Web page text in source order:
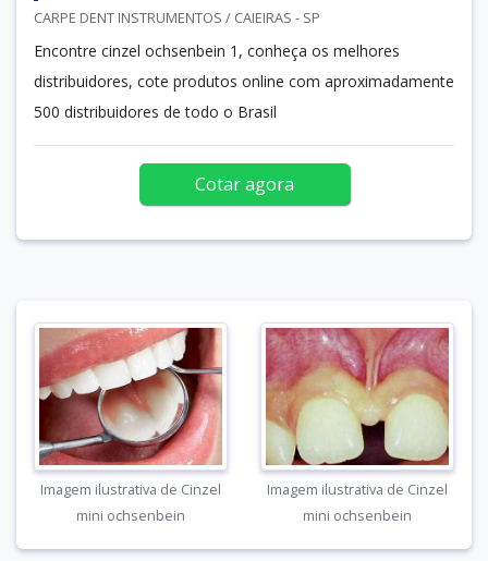
CARPE DENT INSTRUMENTOS / CAIEIRAS - SP
Encontre cinzel ochsenbein 1, conheça os melhores
distribuidores, cote produtos online com aproximadamente
500 distribuidores de todo o Brasil
Cotar agora
Imagem ilustrativa de Cinzel
mini ochsenbein
Imagem ilustrativa de Cinzel
mini ochsenbein